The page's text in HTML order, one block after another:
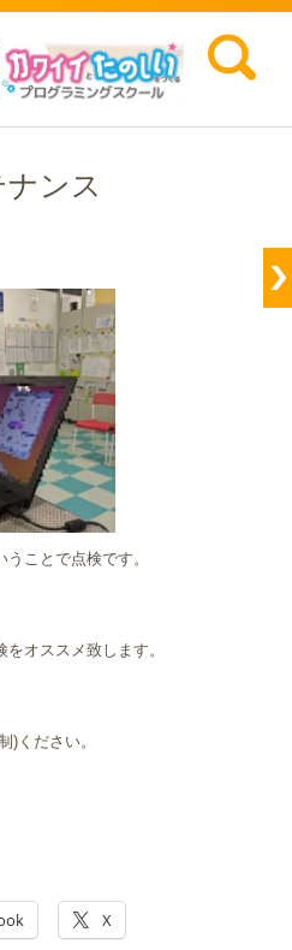
検索:
ンス
ことで点検です。
オススメ致します。
)ください。
X